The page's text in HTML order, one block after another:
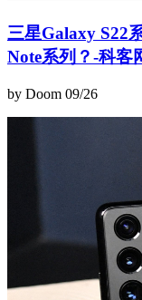
三星Galaxy S22
Note系列？-科客
by Doom 09/26